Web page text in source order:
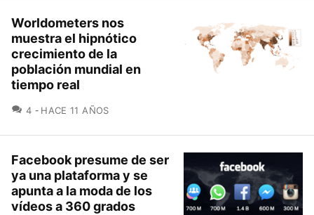
Worldometers nos
muestra el hipnótico
crecimiento de la
población mundial en
tiempo real
4 COMENTARIOS
HACE 11 AÑOS
Facebook presume de ser
ya una plataforma y se
apunta a la moda de los
vídeos a 360 grados